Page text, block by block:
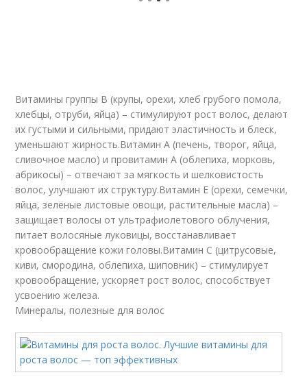
Витамины группы B (крупы, орехи, хлеб грубого помола,
хлебцы, отруби, яйца) – стимулируют рост волос, делают
их густыми и сильными, придают эластичность и блеск,
уменьшают жирность.Витамин A (печень, творог, яйца,
сливочное масло) и провитамин A (облепиха, морковь,
абрикосы) – отвечают за мягкость и шелковистость
волос, улучшают их структуру.Витамин E (орехи, семечки,
яйца, зелёные листовые овощи, растительные масла) –
защищает волосы от ультрафиолетового облучения,
питает волосяные луковицы, восстанавливает
кровообращение кожи головы.Витамин C (цитрусовые,
киви, смородина, облепиха, шиповник) – стимулирует
кровообращение, ускоряет рост волос, способствует
усвоению железа.
Минералы, полезные для волос